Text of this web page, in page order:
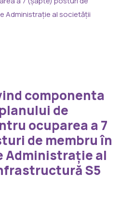
componenta
de
ocuparea a 7
de membru în
Administrație al
S5